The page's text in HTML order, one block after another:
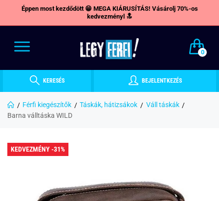
Éppen most kezdődött 😁 MEGA KIÁRUSÍTÁS! Vásárolj 70%-os
kedvezményl 🔝
0
KERESÉS BEJELENTKEZÉS
Férfi kiegészítők Táskák, hátizsákok
Váll táskák
Barna válltáska WILD
KEDVEZMÉNY -31%